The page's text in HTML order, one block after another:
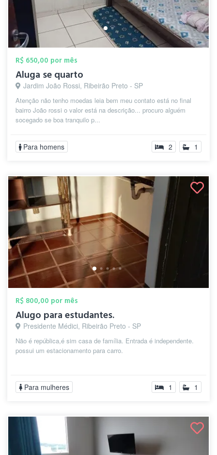
R$ 650,00 por mês
Aluga se quarto
Jardim João Rossi, Ribeirão Preto - SP
Atenção não tenho moedas leia bem meu contato está no final
bairro João rossi o valor está na descrição... procuro alguém
socegado se boa tranquilo p...
Para homens 2 1
R$ 800,00 por mês
Alugo para estudantes.
Presidente Médici, Ribeirão Preto - SP
Não é república,é sim casa de família. Entrada é independente.
possui um estacionamento para carro.
Para mulheres 1 1